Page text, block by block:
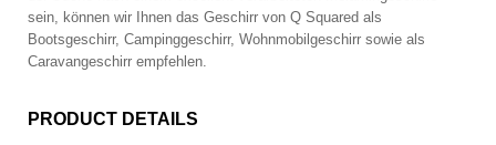
sein, können wir Ihnen das Geschirr von Q Squared als
Bootsgeschirr, Campinggeschirr, Wohnmobilgeschirr sowie als
Caravangeschirr empfehlen.
PRODUCT DETAILS